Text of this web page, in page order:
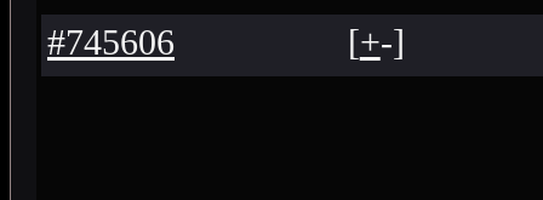
#745606 [+-]